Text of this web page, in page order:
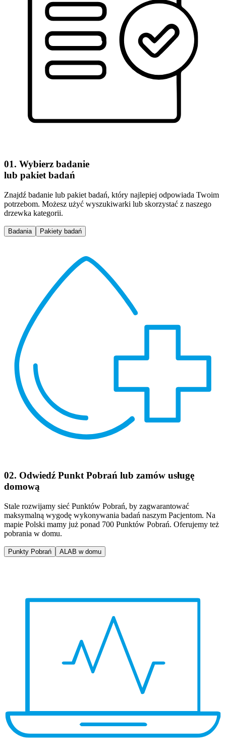
01. Wybierz badanie
lub pakiet badań
Znajdź badanie lub pakiet badań, który najlepiej odpowiada Twoim
potrzebom. Możesz użyć wyszukiwarki lub skorzystać z naszego
drzewka kategorii.
Badania Pakiety badań
02. Odwiedź Punkt Pobrań lub zamów usługę
domową
Stale rozwijamy sieć Punktów Pobrań, by zagwarantować
maksymalną wygodę wykonywania badań naszym Pacjentom. Na
mapie Polski mamy już ponad 700 Punktów Pobrań. Oferujemy też
pobrania w domu.
Punkty Pobrań ALAB w domu